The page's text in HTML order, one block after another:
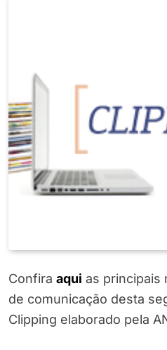
Confira aqui as principais
de comunicação desta
Clipping elaborado pela